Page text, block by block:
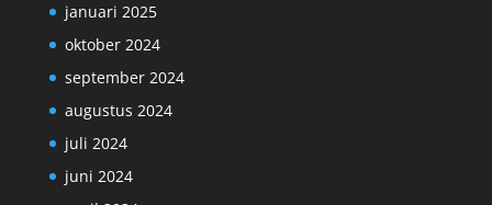
januari 2025
oktober 2024
september 2024
augustus 2024
juli 2024
juni 2024